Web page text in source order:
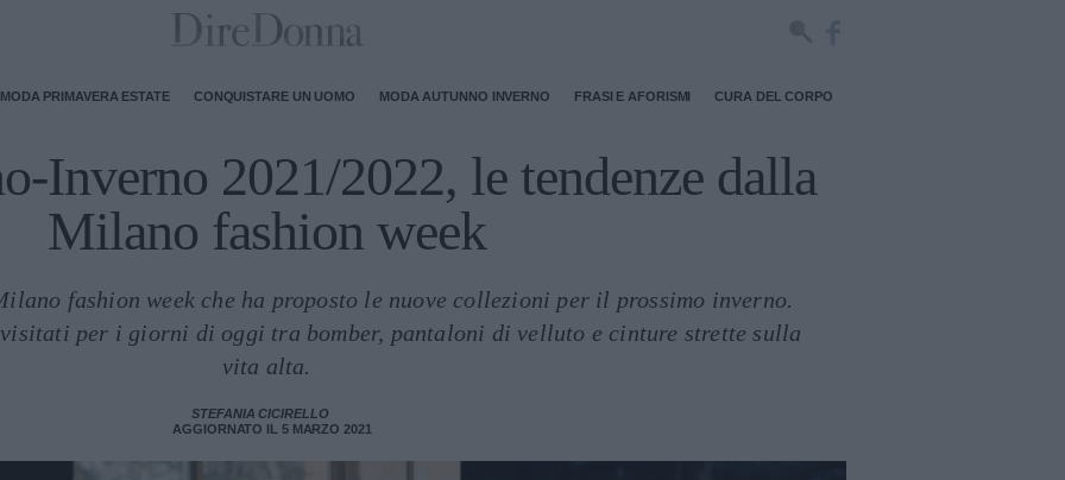
MODA PRIMAVERA ESTATE CONQUISTARE UN UOMO MODA AUTUNNO INVERNO FRASI E AFORISMI CURA DEL CORPO
Inverno 2021/2022, le tendenze dalla
Milano fashion week
fashion week che ha proposto le nuove collezioni per il prossimo inverno.
per i giorni di oggi tra bomber, pantaloni di velluto e cinture strette sulla
vita alta.
STEFANIA CICIRELLO
AGGIORNATO IL 5 MARZO 2021